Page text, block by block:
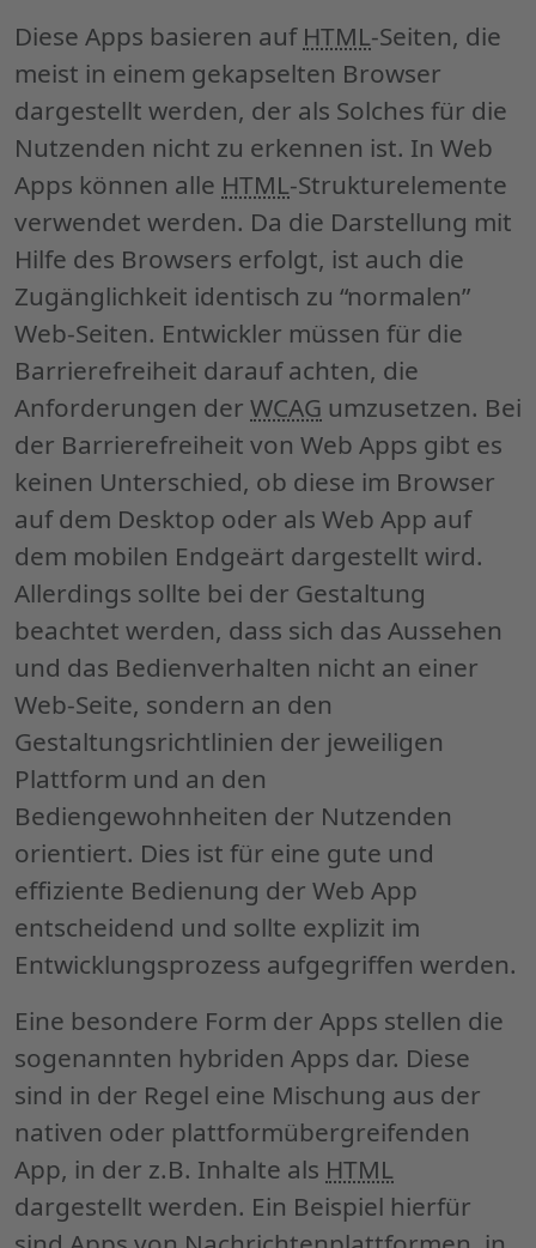
Diese Apps basieren auf HTML-Seiten, die
meist in einem gekapselten Browser
dargestellt werden, der als Solches für die
Nutzenden nicht zu erkennen ist. In Web
Apps können alle HTML-Strukturelemente
verwendet werden. Da die Darstellung mit
Hilfe des Browsers erfolgt, ist auch die
Zugänglichkeit identisch zu “normalen”
Web-Seiten. Entwickler müssen für die
Barrierefreiheit darauf achten, die
Anforderungen der WCAG umzusetzen. Bei
der Barrierefreiheit von Web Apps gibt es
keinen Unterschied, ob diese im Browser
auf dem Desktop oder als Web App auf
dem mobilen Endgeärt dargestellt wird.
Allerdings sollte bei der Gestaltung
beachtet werden, dass sich das Aussehen
und das Bedienverhalten nicht an einer
Web-Seite, sondern an den
Gestaltungsrichtlinien der jeweiligen
Plattform und an den
Bediengewohnheiten der Nutzenden
orientiert. Dies ist für eine gute und
effiziente Bedienung der Web App
entscheidend und sollte explizit im
Entwicklungsprozess aufgegriffen werden.
Eine besondere Form der Apps stellen die
sogenannten hybriden Apps dar. Diese
sind in der Regel eine Mischung aus der
nativen oder plattformübergreifenden
App, in der z.B. Inhalte als HTML
dargestellt werden. Ein Beispiel hierfür